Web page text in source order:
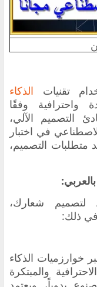
تقنيات الذكاء
واحترافية وفقًا
التصميم الآلي،
في اختبار
متطلبات التصميم،
يمنحك استخدام موقع ويب AI لتصميم شعارك،
في ذلك:
خوارزميات الذكاء
والمبتكرة